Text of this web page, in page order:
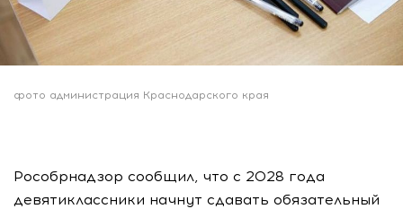
фото администрация Краснодарского края
Рособрнадзор сообщил, что с 2028 года
девятиклассники начнут сдавать обязательный